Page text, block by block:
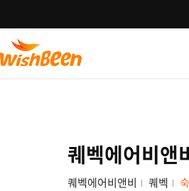
퀘벡에어비앤
퀘벡에어비앤비 퀘벡